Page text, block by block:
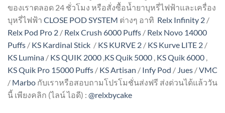
ของเราตลอด 24 ชั่วโมง หรือสั่งซื้อน้ำยาบุหรี่ไฟฟ้าและเครื่อง
บุหรี่ไฟฟ้า CLOSE POD SYSTEM ต่างๆ อาทิ Relx Infinity 2 /
Relx Pod Pro 2 / Relx Crush 6000 Puffs / Relx Novo 14000
Puffs / KS Kardinal Stick / KS KURVE 2 / KS Kurve LITE 2 /
KS Lumina / KS QUIK 2000 KS Quik 5000 KS Quik 6000
KS Quik Pro 15000 Puffs / KS Artisan / Infy Pod / Jues /VMC
/ Marbo กับเราหรือสอบถามโปรโมชั่นส่งฟรี ส่งด่วนได้แล้ววัน
นี้ เพียงคลิก (ไลน์ ไอดี) : @relxbycake